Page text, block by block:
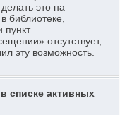
это на
библиотеке,
пункт
отсутствует,
эту возможность.
списке активных